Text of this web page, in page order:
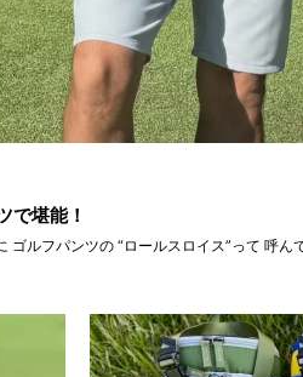
で堪能！
アルベルト」の着心地！ 勝手に ゴルフパンツの “ロールスロイス”って